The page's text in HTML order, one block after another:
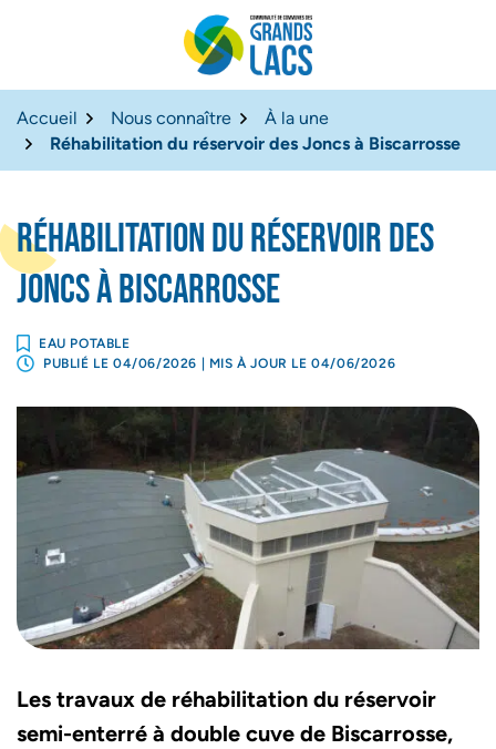
navigation
de
page
Site officiel de la
Accueil Nous connaître
À la une
Réhabilitation du réservoir des Joncs à Biscarrosse
Réhabilitation du réservoir des
Joncs à Biscarrosse
EAU POTABLE
PUBLIÉ LE 04/06/2026 | MIS À JOUR LE04/06/2026
Les travaux de réhabilitation du réservoir
semi-enterré à double cuve de Biscarrosse,